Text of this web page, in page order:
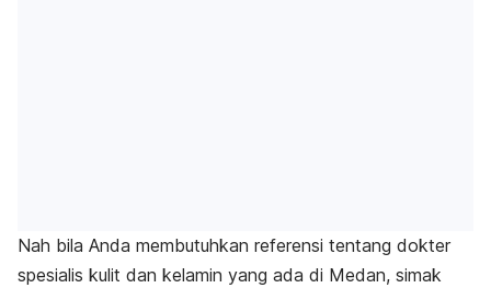
Nah bila Anda membutuhkan referensi tentang dokter
spesialis kulit dan kelamin yang ada di Medan, simak